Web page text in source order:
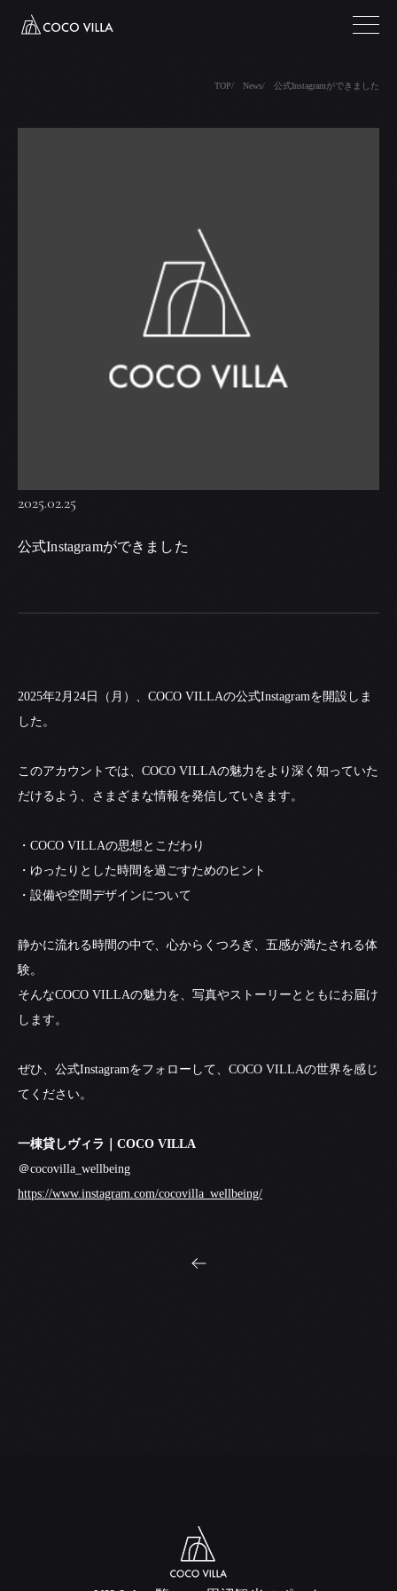
TOP News 公式Instagramができました
2025.02.25
公式Instagramができました
2025年2月24日（月）、COCO VILLAの公式Instagramを開設しま
した。
このアカウントでは、COCO VILLAの魅力をより深く知っていた
だけるよう、さまざまな情報を発信していきます。
・COCO VILLAの思想とこだわり
・ゆったりとした時間を過ごすためのヒント
・設備や空間デザインについて
静かに流れる時間の中で、心からくつろぎ、五感が満たされる体
験。
そんなCOCO VILLAの魅力を、写真やストーリーとともにお届け
します。
ぜひ、公式Instagramをフォローして、COCO VILLAの世界を感じ
てください。
一棟貸しヴィラ｜COCO VILLA
＠cocovilla_wellbeing
https://www.instagram.com/cocovilla_wellbeing/